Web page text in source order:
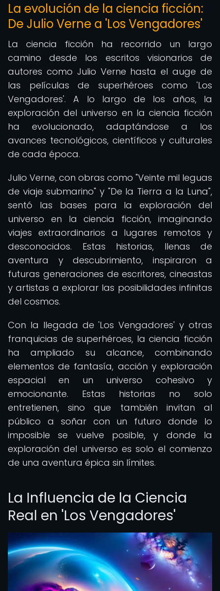
La evolución de la ciencia ficción:
De Julio Verne a 'Los Vengadores'
La ciencia ficción ha recorrido un largo
camino desde los escritos visionarios de
autores como Julio Verne hasta el auge de
las películas de superhéroes como 'Los
Vengadores'. A lo largo de los años, la
exploración del universo en la ciencia ficción
ha evolucionado, adaptándose a los
avances tecnológicos, científicos y culturales
de cada época.
Julio Verne, con obras como "Veinte mil leguas
de viaje submarino" y "De la Tierra a la Luna",
sentó las bases para la exploración del
universo en la ciencia ficción, imaginando
viajes extraordinarios a lugares remotos y
desconocidos. Estas historias, llenas de
aventura y descubrimiento, inspiraron a
futuras generaciones de escritores, cineastas
y artistas a explorar las posibilidades infinitas
del cosmos.
Con la llegada de 'Los Vengadores' y otras
franquicias de superhéroes, la ciencia ficción
ha ampliado su alcance, combinando
elementos de fantasía, acción y exploración
espacial en un universo cohesivo y
emocionante. Estas historias no solo
entretienen, sino que también invitan al
público a soñar con un futuro donde lo
imposible se vuelve posible, y donde la
exploración del universo es solo el comienzo
de una aventura épica sin límites.
La Influencia de la Ciencia
Real en 'Los Vengadores'